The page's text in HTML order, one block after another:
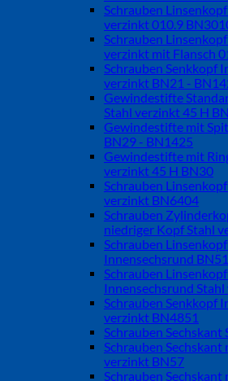
Schrauben
verzinkt 010.9
Schrauben
verzinkt mit Flansch
Schrauben Senkkopf
verzinkt BN21 -
Gewindestifte
Stahl verzinkt 45 H
Gewindestifte mit
BN29 - BN1425
Gewindestifte mit
verzinkt 45 H BN30
Schrauben
verzinkt BN6404
Schrauben
niedriger Kopf Stahl
Schrauben
Innensechsrund
Schrauben
Innensechsrund
Schrauben Senkkopf
verzinkt BN4851
Schrauben
Schrauben Sechskant
verzinkt BN57
Schrauben Sechskant